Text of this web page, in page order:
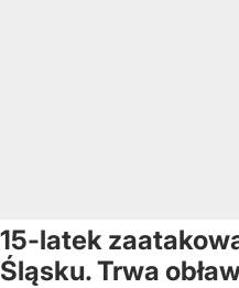
15-latek
Śląsku. Trwa